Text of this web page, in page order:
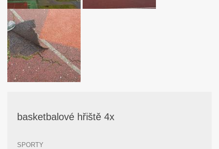
basketbalové hřiště 4x
SPORTY